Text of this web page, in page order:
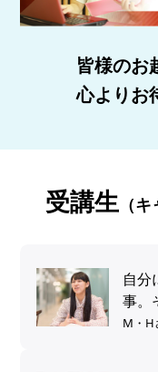
皆様のお
心よりお
受講生（キ
自分
事。
M・H